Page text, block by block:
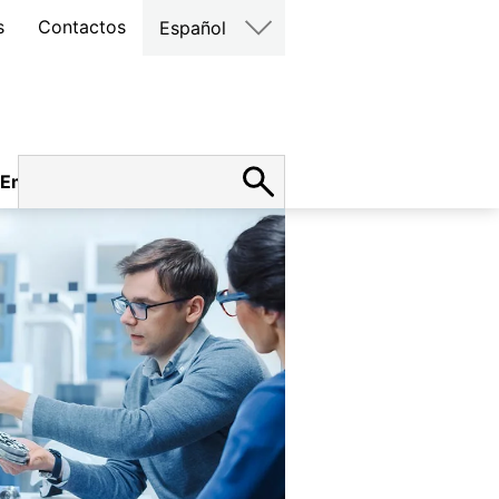
Contactos Español
Empleo